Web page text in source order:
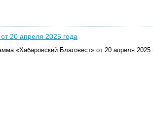
20 апреля 2025 года
«Хабаровский Благовест» от 20 апреля 2025